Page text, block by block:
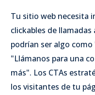
Tu sitio web necesita
clickables de llamadas
podrían ser algo
"Llámanos para una
más". Los CTAs
los visitantes de tu